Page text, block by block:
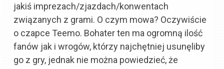
jakiś imprezach/zjazdach/konwentach
związanych z grami. O czym mowa? Oczywiście
o czapce Teemo. Bohater ten ma ogromną ilość
fanów jak i wrogów, którzy najchętniej usunęliby
go z gry, jednak nie można powiedzieć, że